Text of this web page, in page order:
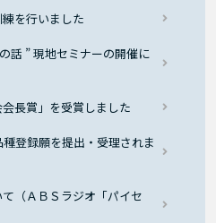
を行いました
話 ” 現地セミナーの開催に
長賞」を受賞しました
登録願を提出・受理されま
（ＡＢＳラジオ「パイセ